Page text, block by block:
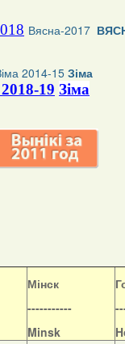
Вясна-2017
2014-15 Зіма
19 Зіма
Мінск
-----------
Minsk